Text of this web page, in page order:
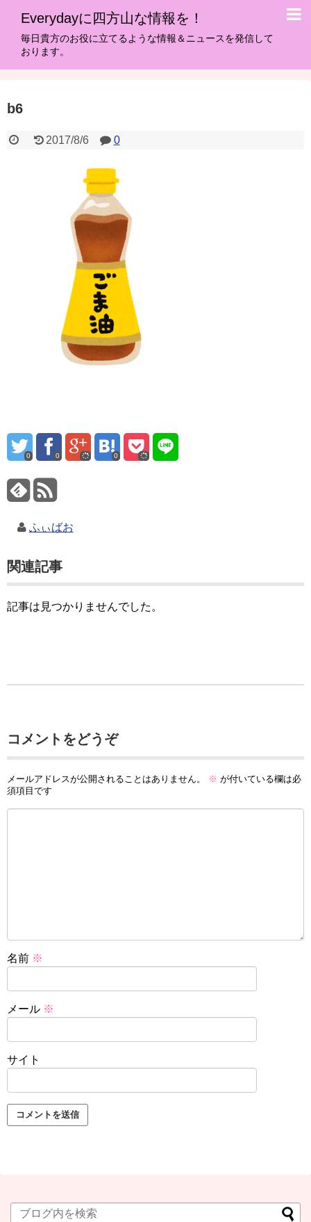
Everydayに四方山な情報を！
毎日貴方のお役に立てるような情報＆ニュースを発信して
おります。
b6
2017/8/6 0
0 0 0
ふぃばお
関連記事
記事は見つかりませんでした。
コメントをどうぞ
メールアドレスが公開されることはありません。 ※ が付いている欄は必
須項目です
名前 ※
メール ※
サイト